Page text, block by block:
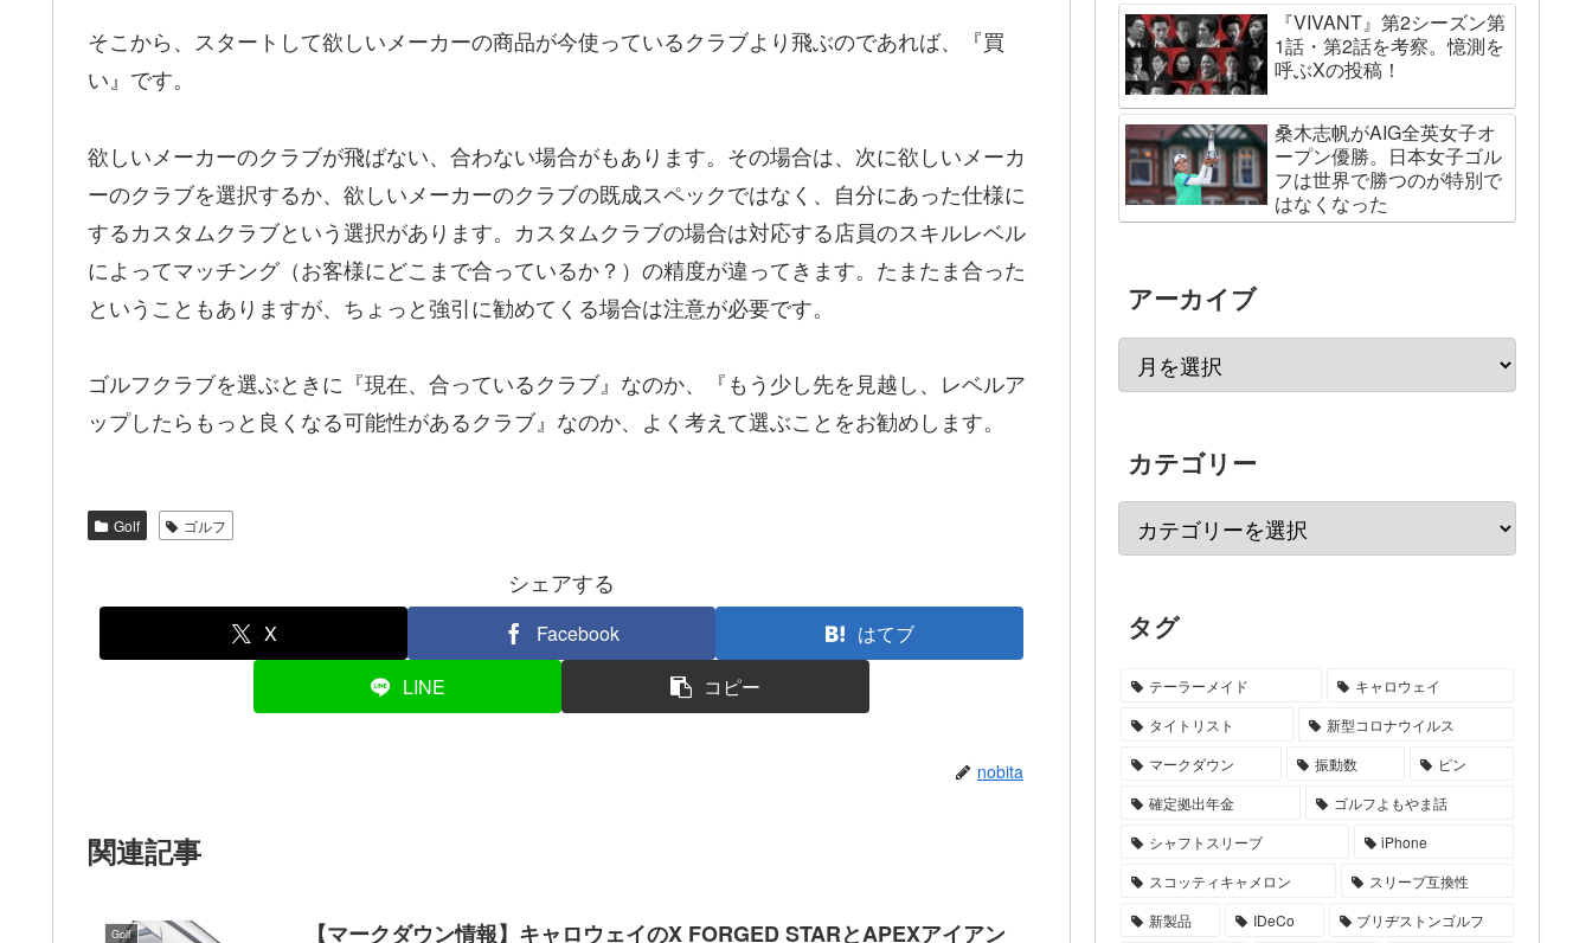
そこから、スタートして欲しいメーカーの商品が今使っているクラブより飛ぶのであれば、『買
い』です。
欲しいメーカーのクラブが飛ばない、合わない場合がもあります。その場合は、次に欲しいメーカ
ーのクラブを選択するか、欲しいメーカーのクラブの既成スペックではなく、自分にあった仕様に
するカスタムクラブという選択があります。カスタムクラブの場合は対応する店員のスキルレベル
によってマッチング（お客様にどこまで合っているか？）の精度が違ってきます。たまたま合った
ということもありますが、ちょっと強引に勧めてくる場合は注意が必要です。
ゴルフクラブを選ぶときに『現在、合っているクラブ』なのか、『もう少し先を見越し、レベルア
ップしたらもっと良くなる可能性があるクラブ』なのか、よく考えて選ぶことをお勧めします。
Golf ゴルフ
シェアする
X Facebook
はてブ
LINE
コピー
nobita
関連記事
Golf
【マークダウン情報】キャロウェイのX FORGED STARとAPEXアイアン
『VIVANT』第2シーズン第
1話・第2話を考察。憶測を
呼ぶXの投稿！
桑木志帆がAIG全英女子オ
ープン優勝。日本女子ゴル
フは世界で勝つのが特別で
はなくなった
アーカイブ
カテゴリー
タグ
テーラーメイド
キャロウェイ
タイトリスト
新型コロナウイルス
マークダウン
振動数
ピン
確定拠出年金
ゴルフよもやま話
シャフトスリーブ
iPhone
スコッティキャメロン
スリーブ互換性
新製品
IDeCo
ブリヂストンゴルフ